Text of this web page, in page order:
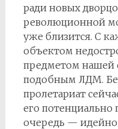
ради новых
революционной
уже близится. С
объектом
предметом нашей
подобным ЛДМ.
пролетариат
его потенциально
очередь — идейно